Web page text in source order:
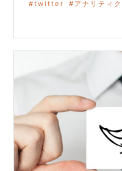
twitter アナリティク